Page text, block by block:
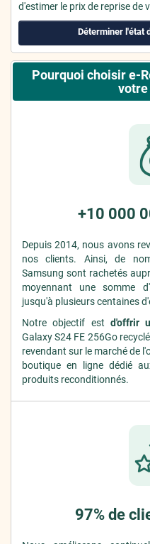
d'estimer le prix de reprise de
Déterminer l'état
Pourquoi choisir e-
votre
+10 000
Depuis 2014, nous avons
nos clients. Ainsi, de
Samsung sont rachetés
moyennant une somme
jusqu'à plusieurs centaines
Notre objectif est d'offrir
Galaxy S24 FE 256Go
revendant sur le marché de
boutique en ligne dédié
produits reconditionnés.
97% de